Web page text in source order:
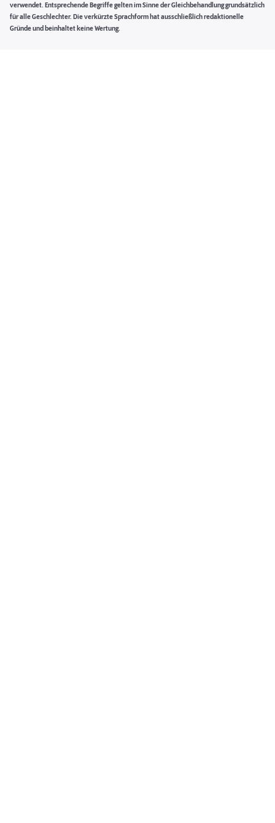
verwendet. Entsprechende Begriffe gelten im Sinne der Gleichbehandlung grundsätzlich
für alle Geschlechter. Die verkürzte Sprachform hat ausschließlich redaktionelle
Gründe und beinhaltet keine Wertung.